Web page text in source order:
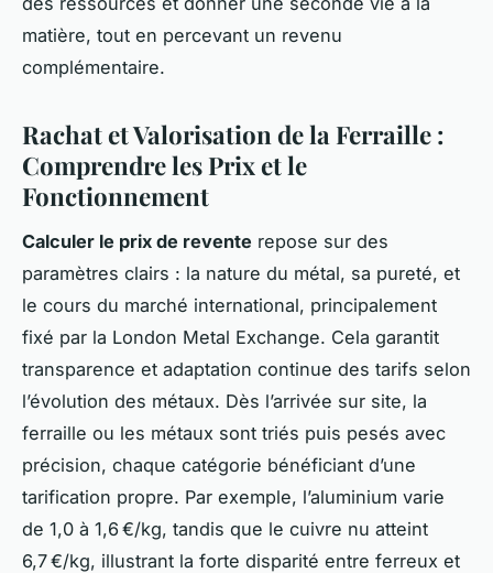
matière, tout en percevant un revenu
complémentaire.
Rachat et Valorisation de la Ferraille :
Comprendre les Prix et le
Fonctionnement
Calculer le prix de revente repose sur des
paramètres clairs : la nature du métal, sa pureté, et
le cours du marché international, principalement
fixé par la London Metal Exchange. Cela garantit
transparence et adaptation continue des tarifs selon
l’évolution des métaux. Dès l’arrivée sur site, la
ferraille ou les métaux sont triés puis pesés avec
précision, chaque catégorie bénéficiant d’une
tarification propre. Par exemple, l’aluminium varie
de 1,0 à 1,6 €/kg, tandis que le cuivre nu atteint
6,7 €/kg, illustrant la forte disparité entre ferreux et